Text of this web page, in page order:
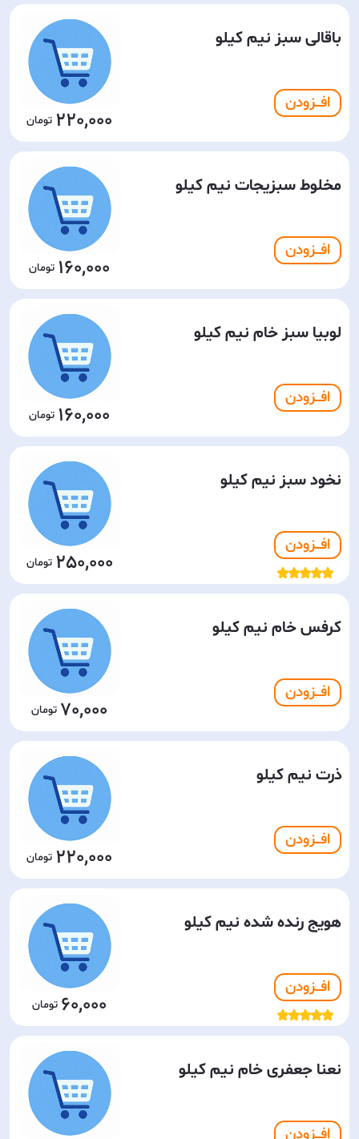
باقالی سبز نیم کیلو
افـــزودن
220,000
مخلوط سبزیجات نیم کیلو
افـــزودن
160,000
لوبیا سبز خام نیم کیلو
افـــزودن
160,000
نخود سبز نیم کیلو
افـــزودن
250,000
کرفس خام نیم کیلو
افـــزودن
70,000
ذرت نیم کیلو
افـــزودن
220,000
هویج رنده شده نیم کیلو
افـــزودن
60,000
نعنا جعفری خام نیم کیلو
افـــزودن